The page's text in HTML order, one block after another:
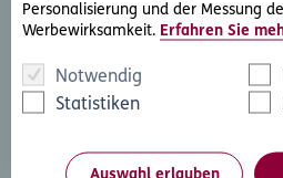
Personalisierung und der Messung
Werbewirksamkeit. Erfahren Sie
Notwendig
Statistiken
Auswahl erlauben
Sie haben ein rechtliche Frage?
beantworten diese
Rechtsfrage